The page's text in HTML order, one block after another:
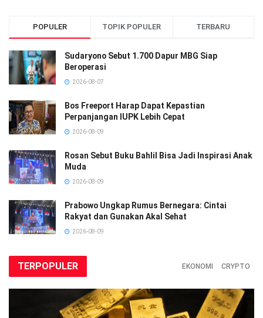
POPULER TOPIK POPULER TERBARU
Sudaryono Sebut 1.700 Dapur MBG Siap
Beroperasi
2026-08-07
Bos Freeport Harap Dapat Kepastian
Perpanjangan IUPK Lebih Cepat
2026-08-09
Rosan Sebut Buku Bahlil Bisa Jadi Inspirasi Anak
Muda
2026-08-09
Prabowo Ungkap Rumus Bernegara: Cintai
Rakyat dan Gunakan Akal Sehat
2026-08-09
TERPOPULER EKONOMI CRYPTO